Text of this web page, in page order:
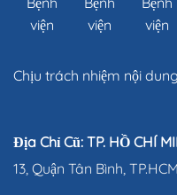
Chịu trách nhiệm nội
Địa Chỉ Cũ: TP. HỒ CHÍ
13, Quận Tân Bình, TP.HCM